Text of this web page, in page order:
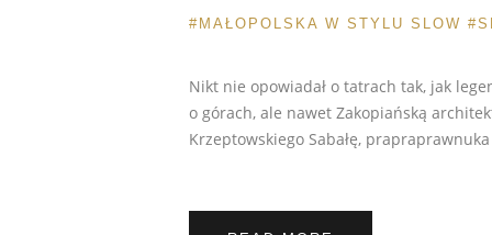
MAŁOPOLSKA W STYLU SLOW
Nikt nie opowiadał o tatrach tak, jak
o górach, ale nawet Zakopiańską
Krzeptowskiego Sabałę,